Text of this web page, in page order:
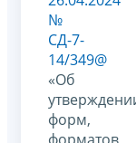
№
СД-7-
14/349@
«Об
форм,